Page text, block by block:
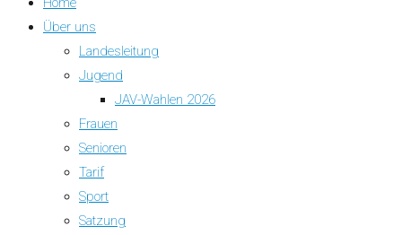
Über uns
Landesleitung
Jugend
JAV-Wahlen 2026
Frauen
Senioren
Tarif
Sport
Satzung